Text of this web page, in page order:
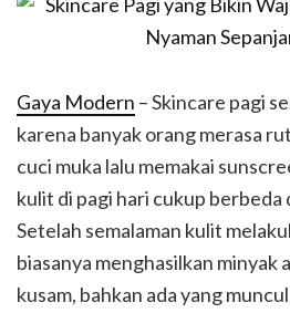
Gaya Modern – Skincare pagi
karena banyak orang merasa
cuci muka lalu memakai
kulit di pagi hari cukup berbeda
Setelah semalaman kulit
biasanya menghasilkan minyak
kusam, bahkan ada yang